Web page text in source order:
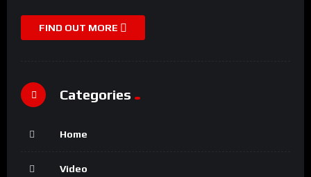
FIND OUT MORE
Categories
Home
Video